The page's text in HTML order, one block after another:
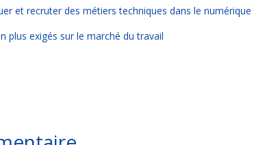
et recruter des métiers techniques dans le numérique
plus exigés sur le marché du travail